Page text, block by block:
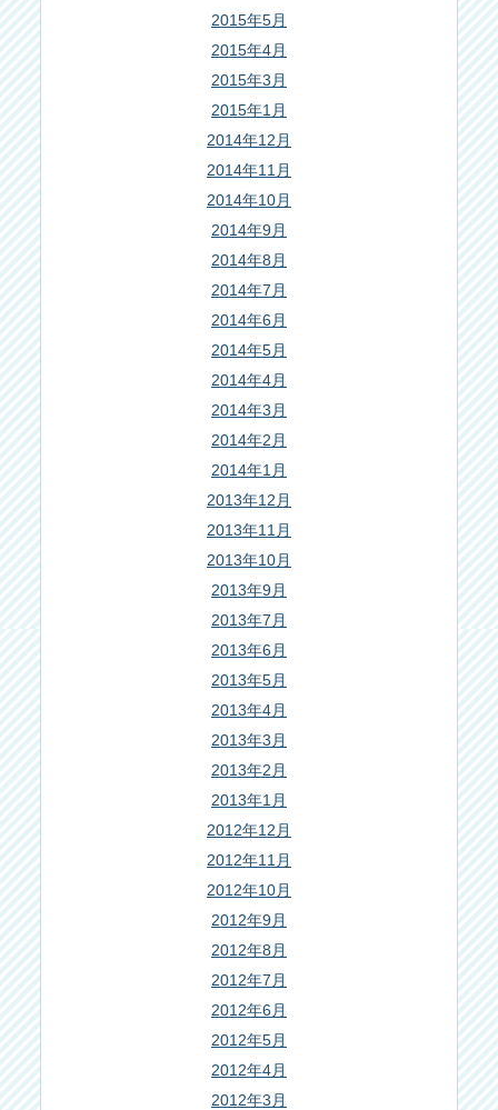
2015年5月
2015年4月
2015年3月
2015年1月
2014年12月
2014年11月
2014年10月
2014年9月
2014年8月
2014年7月
2014年6月
2014年5月
2014年4月
2014年3月
2014年2月
2014年1月
2013年12月
2013年11月
2013年10月
2013年9月
2013年7月
2013年6月
2013年5月
2013年4月
2013年3月
2013年2月
2013年1月
2012年12月
2012年11月
2012年10月
2012年9月
2012年8月
2012年7月
2012年6月
2012年5月
2012年4月
2012年3月